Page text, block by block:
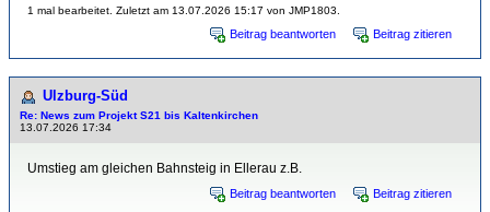
1 mal bearbeitet. Zuletzt am 13.07.2026 15:17 von JMP1803.
Beitrag beantworten Beitrag zitieren
Ulzburg-Süd
Re: News zum Projekt S21 bis Kaltenkirchen
13.07.2026 17:34
Umstieg am gleichen Bahnsteig in Ellerau z.B.
Beitrag beantworten Beitrag zitieren